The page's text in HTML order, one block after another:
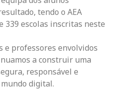
tendo o AEA
339 escolas inscritas neste
e professores envolvidos
a construir uma
responsável e
digital.